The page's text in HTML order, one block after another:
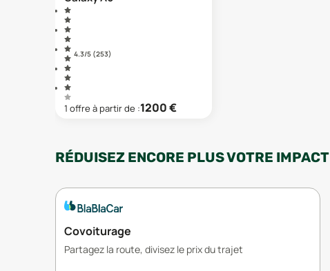
4.3/5 (253)
1 offre à partir de :1200€
RÉDUISEZ ENCORE PLUS VOTRE IMPACT
Covoiturage
Partagez la route, divisez le prix du trajet